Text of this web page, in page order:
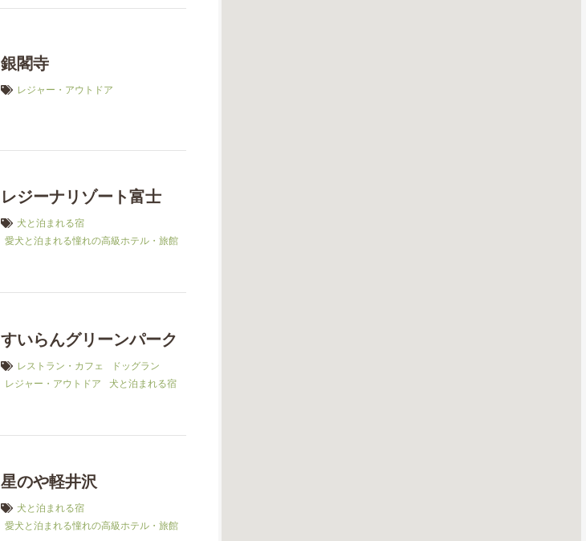
銀閣寺
レジャー・アウトドア
レジーナリゾート富士
犬と泊まれる宿
愛犬と泊まれる憧れの高級ホテル・旅館
すいらんグリーンパーク
レストラン・カフェ
ドッグラン
レジャー・アウトドア
犬と泊まれる宿
星のや軽井沢
犬と泊まれる宿
愛犬と泊まれる憧れの高級ホテル・旅館